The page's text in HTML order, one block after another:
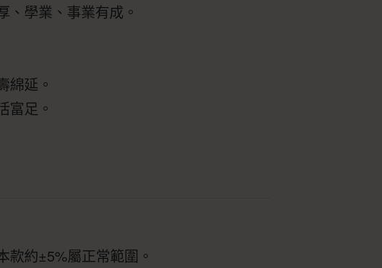
、學業、事業有成。
綿延。
富足。
款約±5%屬正常範圍。